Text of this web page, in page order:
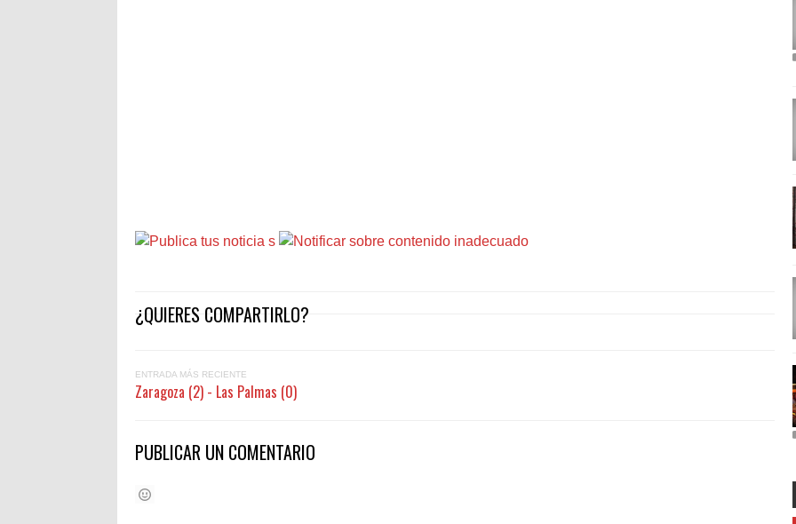
¿QUIERES COMPARTIRLO?
ENTRADA MÁS RECIENTE
Zaragoza (2) - Las Palmas (0)
PUBLICAR UN COMENTARIO